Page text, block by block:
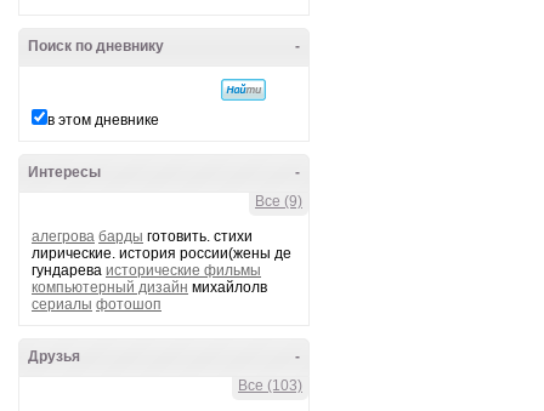
-
Поиск по дневнику
в этом дневнике
-
Интересы
Все (9)
алегрова барды готовить. стихи
лирические. история россии(жены де
гундарева исторические фильмы
компьютерный дизайн михайлолв
сериалы фотошоп
-
Друзья
Все (103)